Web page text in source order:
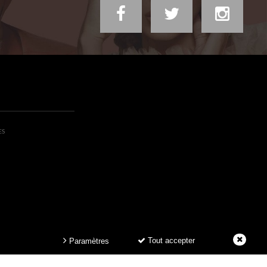
Tout accepter
Paramètres